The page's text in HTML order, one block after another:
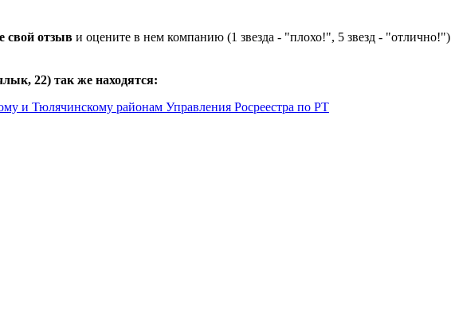
свой отзыв и оцените в нем компанию (1 звезда - "плохо!", 5 звезд - "отлично!")
22) так же находятся:
и Тюлячинскому районам Управления Росреестра по РТ